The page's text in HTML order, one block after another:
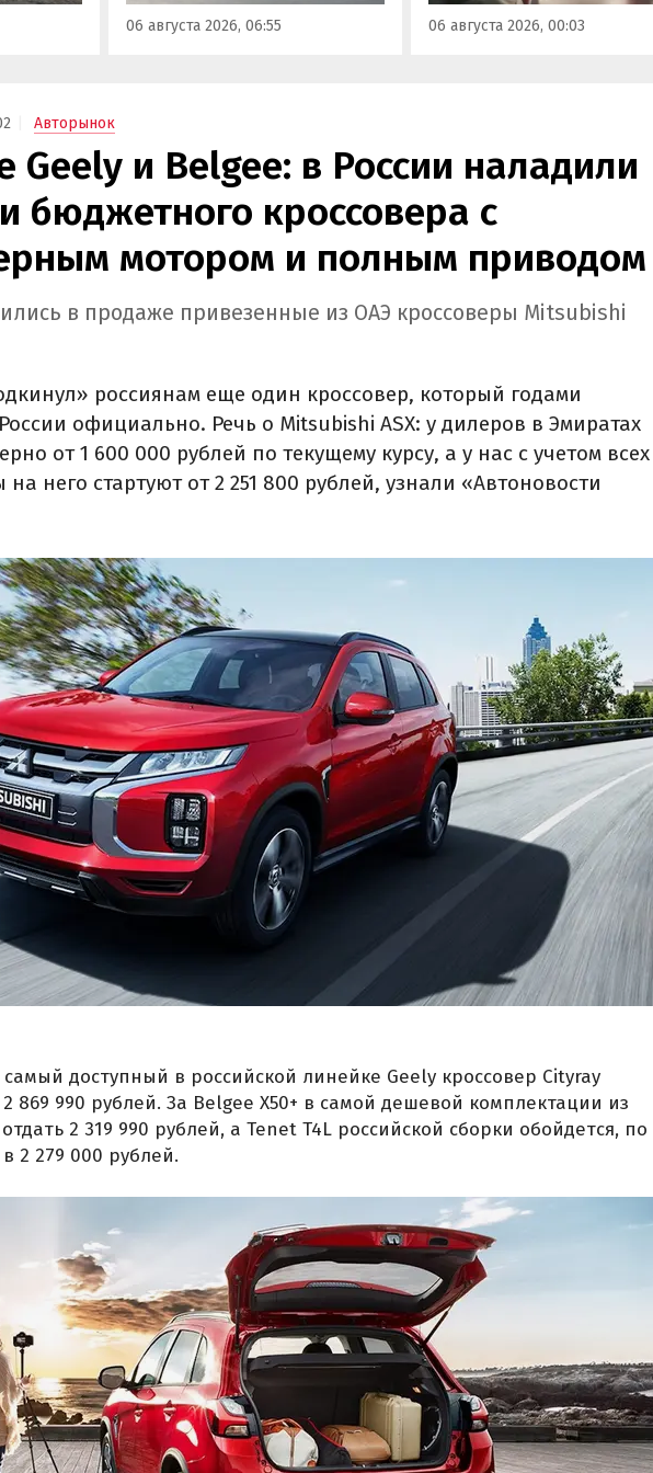
а минимальная цена модели
выросла на 760 тыс. рублей,
06 августа 2026, 06:55
сообщили в Минэнерго РФ.
06 августа 2026, 00:03
Авторынок
Geely и Belgee: в России наладили
бюджетного кроссовера с
мотором и полным приводом
в продаже привезенные из ОАЭ кроссоверы Mitsubishi
россиянам еще один кроссовер, который годами
официально. Речь о Mitsubishi ASX: у дилеров в Эмиратах
от 1 600 000 рублей по текущему курсу, а у нас с учетом всех
него стартуют от 2 251 800 рублей, узнали «Автоновости
доступный в российской линейке Geely кроссовер Cityray
869 990 рублей. За Belgee X50+ в самой дешевой комплектации из
2 319 990 рублей, а Tenet T4L российской сборки обойдется, по
2 279 000 рублей.